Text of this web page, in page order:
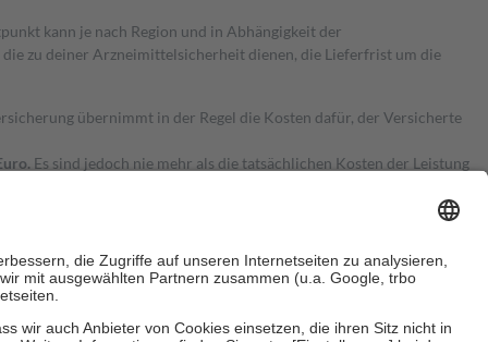
kann je nach Region und in Abhängigkeit der
zu deiner Arzneimittelsicherheit dienen, die Lieferfrist um die
übernimmt in der Regel die Kosten dafür, der Versicherte
Es sind jedoch nie mehr als die tatsächlichen Kosten der Leistung
Zuzahlungen an bei: